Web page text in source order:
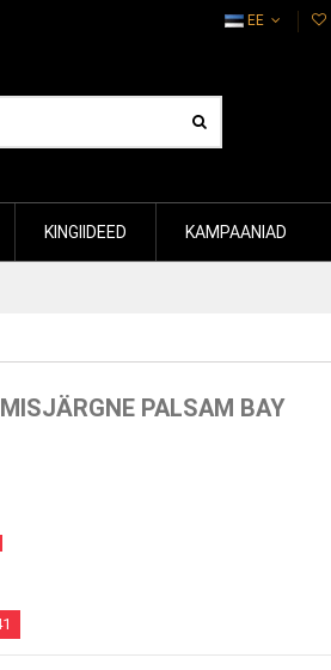
EE
KINGIIDEED KAMPAANIAD
PALSAM BAY